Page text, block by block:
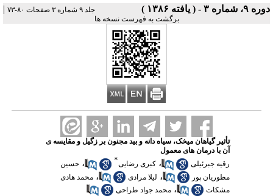
دوره ۹، شماره ۳ - ( یافته ۱۳۸۶ ) جلد ۹ شماره ۳ صفحات ۸۰-۷۳ |
برگشت به فهرست نسخه ها
تأثیر گیاهان میخک، سیاه دانه و بید مجنون بر زگیل و مقایسه ی
آن با درمان های معمول
رقیه جبرئیلی
، کبری رضایی* ، حسین
مطوریان پور
، لیلا مرادی ، محمد هادی
مشکات
، محمد جواد طراحی